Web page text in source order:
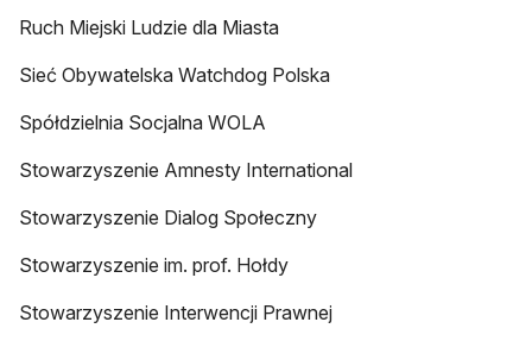
Ruch Miejski Ludzie dla Miasta
Sieć Obywatelska Watchdog Polska
Spółdzielnia Socjalna WOLA
Stowarzyszenie Amnesty International
Stowarzyszenie Dialog Społeczny
Stowarzyszenie im. prof. Hołdy
Stowarzyszenie Interwencji Prawnej